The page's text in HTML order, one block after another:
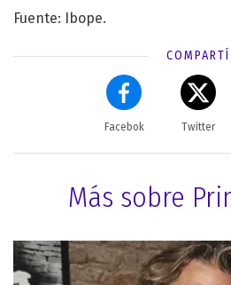
Fuente: Ibope.
COMPARTÍ
Facebok Twitter
Más sobre